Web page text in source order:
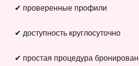
✔ проверенные профили
✔ доступность круглосуточно
✔ простая процедура